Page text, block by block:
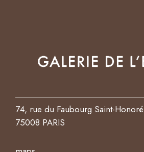
74, rue du Faubourg Saint-Honoré
75008 PARIS